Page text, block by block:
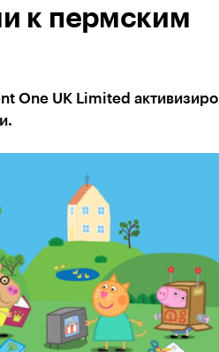
к пермским
One UK Limited